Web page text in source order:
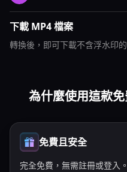
下載 MP4 檔案
轉換後，即可下載不含浮水印
為什麼使用這款
免費且安全
完全免費，無需註冊或登入